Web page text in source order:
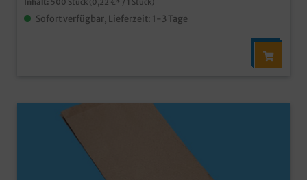
Inhalt: 500 Stück (0,22 €* / 1 Stück)
Sofort verfügbar, Lieferzeit: 1-3 Tage